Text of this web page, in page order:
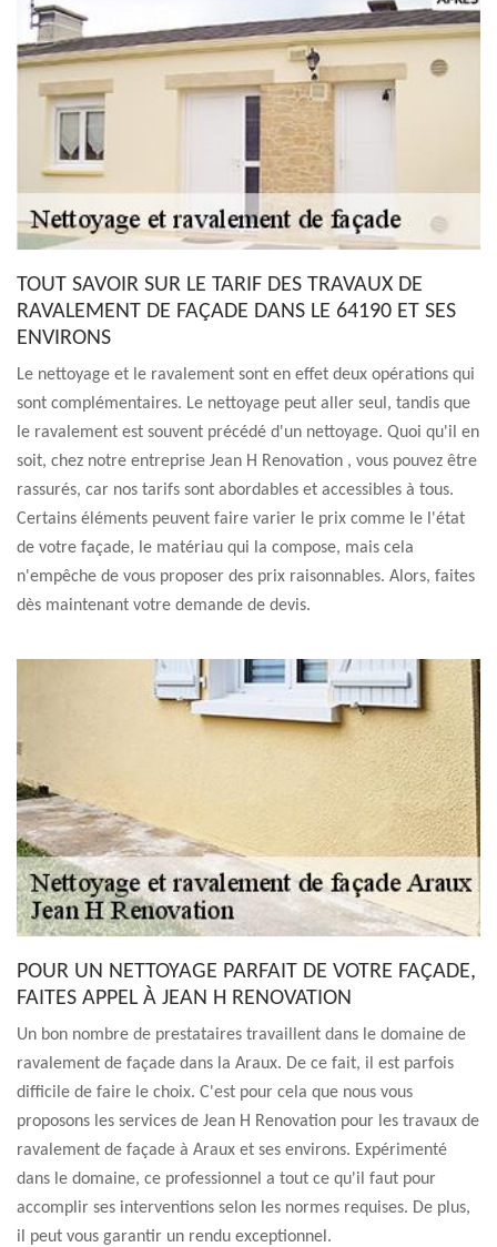
TOUT SAVOIR SUR LE TARIF DES TRAVAUX DE
RAVALEMENT DE FAÇADE DANS LE 64190 ET SES
ENVIRONS
Le nettoyage et le ravalement sont en effet deux opérations qui
sont complémentaires. Le nettoyage peut aller seul, tandis que
le ravalement est souvent précédé d'un nettoyage. Quoi qu'il en
soit, chez notre entreprise Jean H Renovation , vous pouvez être
rassurés, car nos tarifs sont abordables et accessibles à tous.
Certains éléments peuvent faire varier le prix comme le l'état
de votre façade, le matériau qui la compose, mais cela
n'empêche de vous proposer des prix raisonnables. Alors, faites
dès maintenant votre demande de devis.
POUR UN NETTOYAGE PARFAIT DE VOTRE FAÇADE,
FAITES APPEL À JEAN H RENOVATION
Un bon nombre de prestataires travaillent dans le domaine de
ravalement de façade dans la Araux. De ce fait, il est parfois
difficile de faire le choix. C'est pour cela que nous vous
proposons les services de Jean H Renovation pour les travaux de
ravalement de façade à Araux et ses environs. Expérimenté
dans le domaine, ce professionnel a tout ce qu'il faut pour
accomplir ses interventions selon les normes requises. De plus,
il peut vous garantir un rendu exceptionnel.